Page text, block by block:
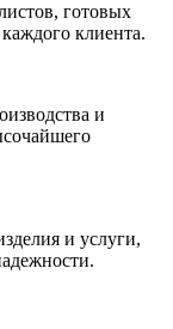
готовых
клиента.
и
и услуги,